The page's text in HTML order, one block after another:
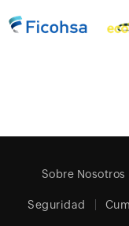
Sobre Nosotros
Seguridad